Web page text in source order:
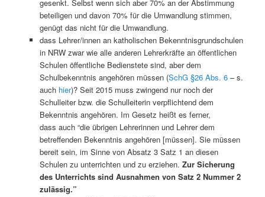
gesenkt. Selbst wenn sich aber 70% an der Abstimmung
beteiligen und davon 70% für die Umwandlung stimmen,
genügt das nicht für die Umwandlung.
dass Lehrer/innen an katholischen Bekenntnisgrundschulen
in NRW zwar wie alle anderen Lehrerkräfte an öffentlichen
Schulen öffentliche Bedienstete sind, aber dem
Schulbekenntnis angehören müssen (SchG §26 Abs. 6– s.
auch hier)? Seit 2015 muss zwingend nur noch der
Schulleiter bzw. die Schulleiterin verpflichtend dem
Bekenntnis angehören. Im Gesetz heißt es ferner,
dass auch “die übrigen Lehrerinnen und Lehrer dem
betreffenden Bekenntnis angehören [müssen]. Sie müssen
bereit sein, im Sinne von Absatz 3 Satz 1 an diesen
Schulen zu unterrichten und zu erziehen. Zur Sicherung
des Unterrichts sind Ausnahmen von Satz 2 Nummer 2
zulässig.”